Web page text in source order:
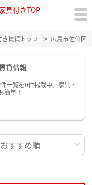
家具付きTOP
き賃貸トップ 広島市佐伯区
貸情報
一覧を0件掲載中。家具・
簡単！